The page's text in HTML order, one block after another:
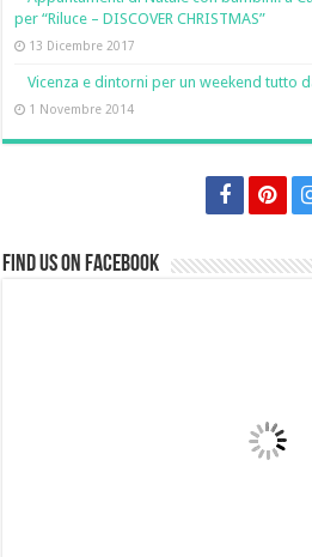
per “Riluce – DISCOVER CHRISTMAS”
13 Dicembre 2017
Vicenza e dintorni per un weekend tutto
1 Novembre 2014
Find us on Facebook